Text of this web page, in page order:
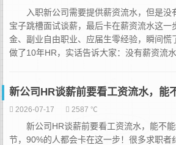
入职新公司需要提供薪资流水，但是
宝子跳槽面试谈薪，最后卡在薪资流水
金、副业自由职业、应届生零经验，瞬间
做了10年HR，实话告诉大家：没有薪资流
记录！ 标注好每月固定...
新公司HR谈薪前要看工资流水，能
2026-07-17 2587 ℃
新公司HR谈薪前要看工资流水，能不
节，90%的人都会卡在这一步！很多求职者